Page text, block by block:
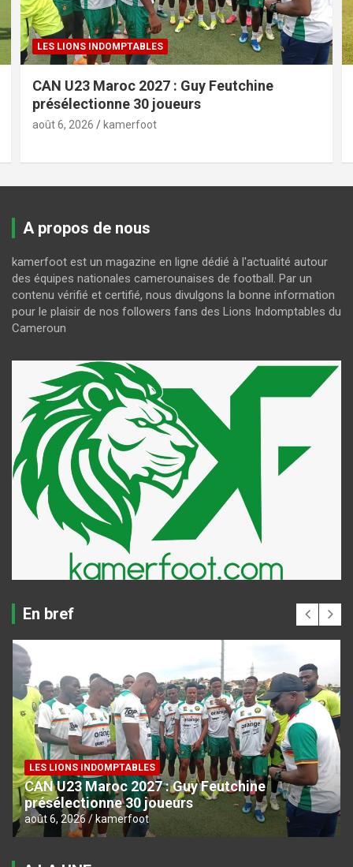
LES LIONS INDOMPTABLES
CAN U23 Maroc 2027 : Guy Feutchine
présélectionne 30 joueurs
août 6, 2026 kamerfoot
A propos de nous
kamerfoot est un magazine en ligne dédié à l'actualité autour
des équipes nationales camerounaises de football. Par un
contenu vérifié et certifié, nous divulgons la bonne information
pour le plaisir de nos followers fans des Lions Indomptables du
Cameroun
En bref
LES LIONS INDOMPTABLES
CAN U23 Maroc 2027 : Guy Feutchine
présélectionne 30 joueurs
août 6, 2026 kamerfoot